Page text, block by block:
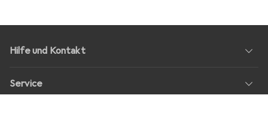
Hilfe und Kontakt
Service